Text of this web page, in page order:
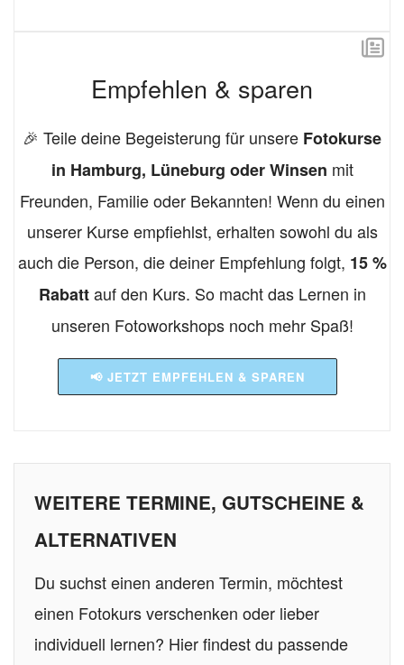
Empfehlen & sparen
🎉 Teile deine Begeisterung für unsere Fotokurse
in Hamburg, Lüneburg oder Winsen mit
Freunden, Familie oder Bekannten! Wenn du einen
unserer Kurse empfiehlst, erhalten sowohl du als
auch die Person, die deiner Empfehlung folgt, 15 %
Rabattauf den Kurs. So macht das Lernen in
unseren Fotoworkshops noch mehr Spaß!
📢 JETZT EMPFEHLEN & SPAREN
WEITERE TERMINE, GUTSCHEINE &
ALTERNATIVEN
Du suchst einen anderen Termin, möchtest
einen Fotokurs verschenken oder lieber
individuell lernen? Hier findest du passende